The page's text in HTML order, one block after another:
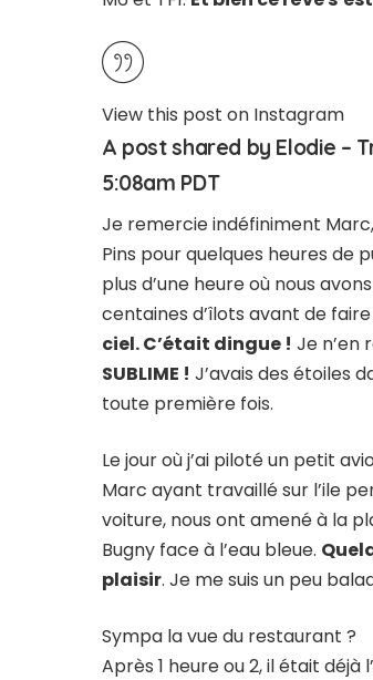
View this post on Instagram
A post shared by Elodie –
5:08am PDT
Je remercie indéfiniment
Pins pour quelques heures de
plus d’une heure où nous
centaines d’îlots avant de
ciel. C’était dingue ! Je n’en
SUBLIME ! J’avais des étoiles
toute première fois.
Le jour où j’ai piloté un petit
Marc ayant travaillé sur l’ile
voiture, nous ont amené à la
Bugny face à l’eau bleue.
plaisir. Je me suis un peu
Sympa la vue du restaurant ?
Après 1 heure ou 2, il était